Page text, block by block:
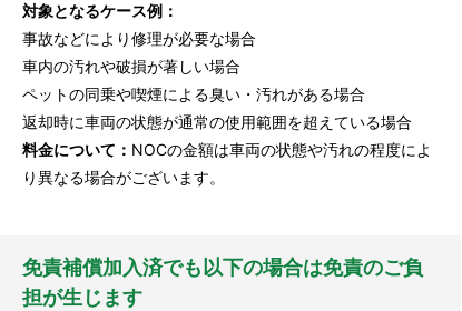
対象となるケース例：
事故などにより修理が必要な場合
車内の汚れや破損が著しい場合
ペットの同乗や喫煙による臭い・汚れがある場合
返却時に車両の状態が通常の使用範囲を超えている場合
料金について： NOCの金額は車両の状態や汚れの程度によ
り異なる場合がございます。
免責補償加入済でも以下の場合は免責のご負
担が生じます